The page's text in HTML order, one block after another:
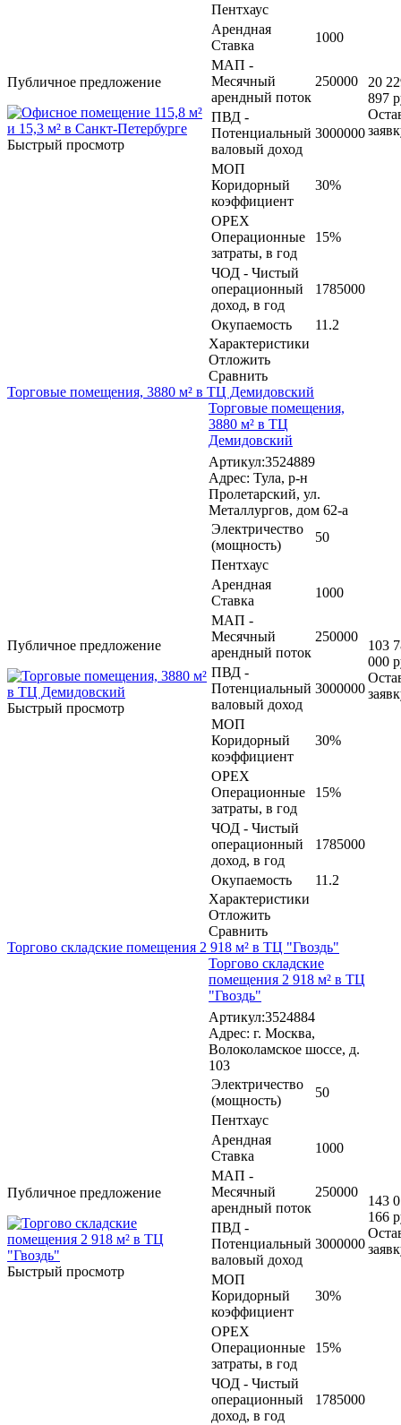
Публичное предложение
Быстрый просмотр
Пентхаус
Арендная
Ставка
1000
МАП -
Месячный
арендный поток
250000
ПВД -
Потенциальный
валовый доход
3000000
МОП
Коридорный
коэффициент
30%
OPEX
Операционные
затраты, в год
15%
ЧОД - Чистый
операционный
доход, в год
1785000
Окупаемость
11.2
Характеристики
Отложить
Сравнить
20
897
Торговые помещения, 3880 м² в ТЦ Демидовский
Публичное предложение
Быстрый просмотр
Торговые помещения,
3880 м² в ТЦ
Демидовский
Артикул:3524889
Адрес: Тула, р-н
Пролетарский, ул.
Металлургов, дом 62-а
Электричество
(мощность)
50
Пентхаус
Арендная
Ставка
1000
МАП -
Месячный
арендный поток
250000
ПВД -
Потенциальный
валовый доход
3000000
МОП
Коридорный
коэффициент
30%
OPEX
Операционные
затраты, в год
15%
ЧОД - Чистый
операционный
доход, в год
1785000
Окупаемость
11.2
Характеристики
Отложить
Сравнить
103
000
Торгово складские помещения 2 918 м² в ТЦ "Гвоздь"
Публичное предложение
Быстрый просмотр
Торгово складские
помещения 2 918 м² в ТЦ
"Гвоздь"
Артикул:3524884
Адрес: г. Москва,
Волоколамское шоссе, д.
103
Электричество
(мощность)
50
Пентхаус
Арендная
Ставка
1000
МАП -
Месячный
арендный поток
250000
ПВД -
Потенциальный
валовый доход
3000000
МОП
Коридорный
коэффициент
30%
OPEX
Операционные
затраты, в год
15%
ЧОД - Чистый
операционный
доход, в год
1785000
143
166